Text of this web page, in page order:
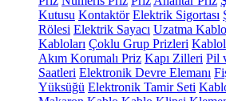
Kutusu Kontaktör Elektrik Sigortası
Rölesi Elektrik Sayacı Uzatma
Kabloları Çoklu Grup Prizleri
Akım Korumalı Priz Kapı Zilleri Pil
Saatleri Elektronik Devre Elemanı
Yüksüğü Elektronik Tamir Seti